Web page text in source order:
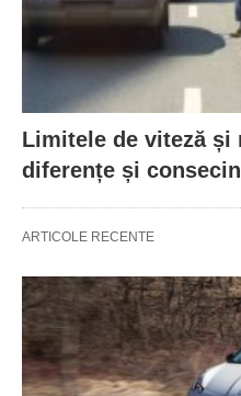
Limitele de viteză și
diferențe și
ARTICOLE RECENTE